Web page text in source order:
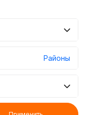
Районы